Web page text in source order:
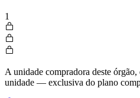
1
A unidade compradora deste
unidade — exclusiva do plano